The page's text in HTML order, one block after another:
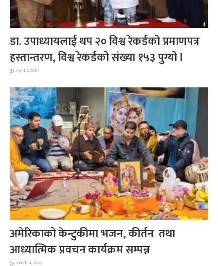
डा. उपाध्यायलाई थप २० विश्व रेकर्डको प्रमाणपत्र
हस्तान्तरण, विश्व रेकर्डको संख्या १५३ पुग्यो l
April 5, 2024
अमेरिकाको केन्टुकीमा भजन, कीर्तन तथा
आध्यात्मिक प्रवचन कार्यक्रम सम्पन्न
March 4, 2024